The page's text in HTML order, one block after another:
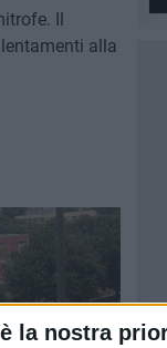
la nostra
Il
alla